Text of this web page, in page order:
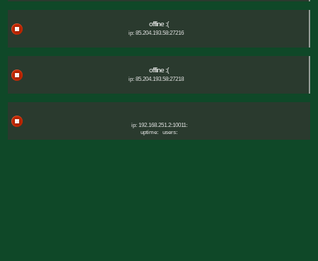
offline :(
ip: 85.204.193.58:27216
offline :(
ip: 85.204.193.58:27218
ip: 192.168.251.2:10011:
uptime:
users: